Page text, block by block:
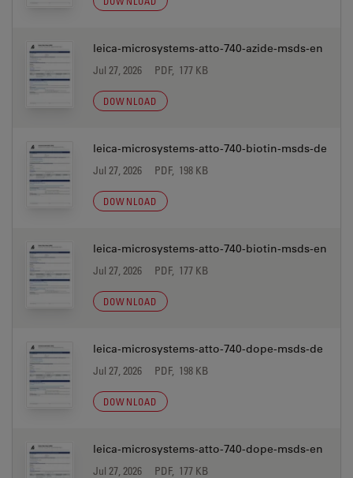
leica-microsystems-atto-740-azide-msds-en
Jul 27, 2026 PDF, 177 KB
DOWNLOAD
leica-microsystems-atto-740-biotin-msds-de
Jul 27, 2026 PDF, 198 KB
DOWNLOAD
leica-microsystems-atto-740-biotin-msds-en
Jul 27, 2026 PDF, 177 KB
DOWNLOAD
leica-microsystems-atto-740-dope-msds-de
Jul 27, 2026 PDF, 198 KB
DOWNLOAD
leica-microsystems-atto-740-dope-msds-en
Jul 27, 2026 PDF, 177 KB